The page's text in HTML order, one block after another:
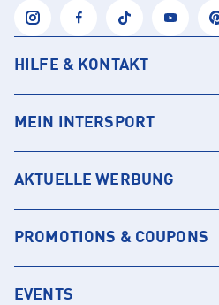
HILFE & KONTAKT
MEIN INTERSPORT
AKTUELLE WERBUNG
PROMOTIONS & COUPONS
EVENTS